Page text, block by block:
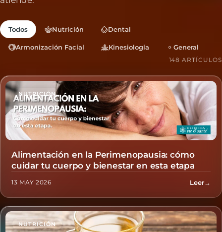
Todos Nutrición Dental
Armonización Facial Kinesiología General
148 ARTÍCULOS
NUTRICIÓN
Alimentación en la Perimenopausia: cómo
cuidar tu cuerpo y bienestar en esta etapa
13 MAY 2026 Leer→
NUTRICIÓN